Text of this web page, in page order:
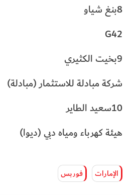
8بنغ شياو
G42
9بخيت الكثيري
شركة مبادلة للاستثمار (مبادلة)
10سعيد الطاير
هيئة كهرباء ومياه دبي (ديوا)
الإمارات فوربس